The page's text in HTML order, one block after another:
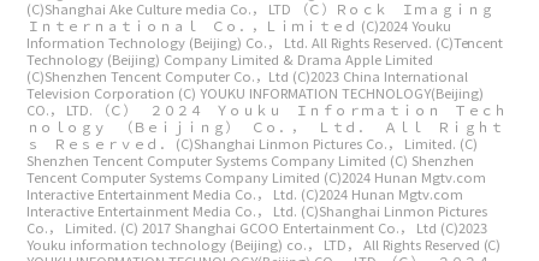
(C)Shanghai Ake Culture media Co.， LTD
（Ｃ）Ｒｏｃｋ Ｉｍａｇｉｎｇ
Ｉｎｔｅｒｎａｔｉｏｎａｌ Ｃｏ．，Ｌｉｍｉｔｅｄ (C)2024 Youku
Information Technology (Beijing) Co.， Ltd. All Rights Reserved. (C)Tencent
Technology (Beijing) Company Limited & Drama Apple Limited
(C)Shenzhen Tencent Computer Co.，Ltd (C)2023 China International
Television Corporation (C) YOUKU INFORMATION TECHNOLOGY(Beijing)
CO.， LTD.
（Ｃ） ２０２４ Ｙｏｕｋｕ Ｉｎｆｏｒｍａｔｉｏｎ Ｔｅｃｈ
ｎｏｌｏｇｙ （Ｂｅｉｊｉｎｇ） Ｃｏ．， Ｌｔｄ． Ａｌｌ Ｒｉｇｈｔ
ｓ Ｒｅｓｅｒｖｅｄ． (C)Shanghai Linmon Pictures Co.， Limited. (C)
Shenzhen Tencent Computer Systems Company Limited (C) Shenzhen
Tencent Computer Systems Company Limited (C)2024 Hunan Mgtv.com
Interactive Entertainment Media Co.， Ltd. (C)2024 Hunan Mgtv.com
Interactive Entertainment Media Co.， Ltd. (C)Shanghai Linmon Pictures
Co.， Limited. (C) 2017 Shanghai GCOO Entertainment Co.， Ltd (C)2023
Youku information technology (Beijing) co.， LTD， All Rights Reserved (C)